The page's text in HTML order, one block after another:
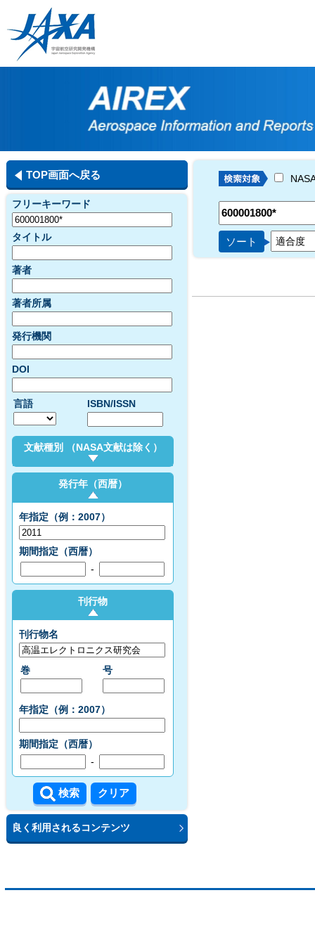
TOP画面へ戻る
フリーキーワード
タイトル
著者
著者所属
発行機関
DOI
言語 ISBN/ISSN
文献種別 （NASA文献は除く）
発行年（西暦）
年指定（例：2007）
期間指定（西暦）
-
刊行物
刊行物名
巻 号
年指定（例：2007）
期間指定（西暦）
-
良く利用されるコンテンツ
ソート